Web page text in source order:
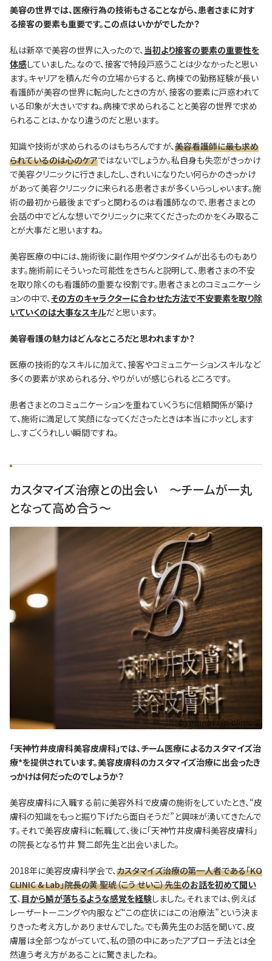
―――美容の世界では、医療行為の技術もさることながら、患者さまに対す
る接客の要素も重要です。この点はいかがでしたか？
私は新卒で美容の世界に入ったので、当初より接客の要素の重要性を
体感していました。なので、接客で特段戸惑うことは少なかったと思い
ます。キャリアを積んだ今の立場からすると、病棟での勤務経験が長い
看護師が美容の世界に転向したときの方が、接客の要素に戸惑われて
いる印象が大きいですね。病棟で求められることと美容の世界で求め
られることは、かなり違うのだと思います。
知識や技術が求められるのはもちろんですが、美容看護師に最も求め
られているのは心のケアではないでしょうか。私自身も失恋がきっかけ
で美容クリニックに行きましたし、きれいになりたい何らかのきっかけ
があって美容クリニックに来られる患者さまが多くいらっしゃいます。施
術の最初から最後までずっと関わるのは看護師なので、患者さまとの
会話の中でどんな想いでクリニックに来てくださったのかをくみ取るこ
とが大事だと思いますね。
美容医療の中には、施術後に副作用やダウンタイムが出るものもあり
ます。施術前にそういった可能性をきちんと説明して、患者さまの不安
を取り除くのも看護師の重要な役割です。患者さまとのコミュニケーシ
ョンの中で、その方のキャラクターに合わせた方法で不安要素を取り除
いていくのは大事なスキルだと思います。
―――美容看護の魅力はどんなところだと思われますか？
医療の技術的なスキルに加えて、接客やコミュニケーションスキルなど
多くの要素が求められる分、やりがいが感じられるところです。
患者さまとのコミュニケーションを重ねていくうちに信頼関係が築け
て、施術に満足して笑顔になってくださったときは本当にホッとします
し、すごくうれしい瞬間ですね。
カスタマイズ治療との出会い ～チームが一丸
となって高め合う～
―――「天神竹井皮膚科美容皮膚科」では、チーム医療によるカスタマイズ治
療*を提供されています。美容皮膚科のカスタマイズ治療に出会ったき
っかけは何だったのでしょうか？
美容皮膚科に入職する前に美容外科で皮膚の施術をしていたとき、“皮
膚科の知識をもっと掘り下げたら面白そうだ”と興味が湧いてきたんで
す。それで美容皮膚科に転職して、後に「天神竹井皮膚科美容皮膚科」
の院長となる竹井 賢二郎先生と出会いました。
2018年に美容皮膚科学会で、カスタマイズ治療の第一人者である「KO
CLINIC & Lab」院長の黄 聖琥（こう せいこ）先生のお話を初めて聞い
て、 目から鱗が落ちるような感覚を経験しました。それまでは、例えば
レーザートーニングや内服など“この症状にはこの治療法”という決ま
りきった考え方しかありませんでした。でも黄先生のお話を聞いて、皮
膚層は全部つながっていて、私の頭の中にあったアプローチ法とは全
然違う考え方があることに驚きましたね。